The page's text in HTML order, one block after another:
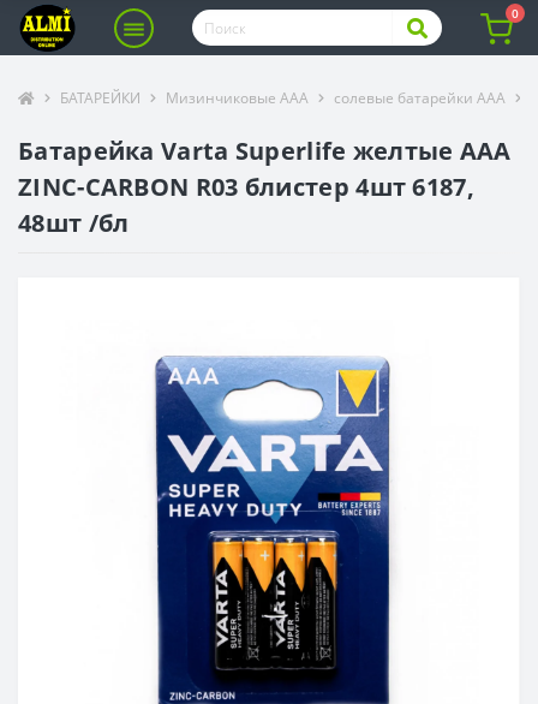
0
БАТАРЕЙКИ Мизинчиковые ААА солевые батарейки ААА
Батарейка Varta Superlife желтые ААA
ZINC-CARBON R03 блистер 4шт 6187,
48шт /бл